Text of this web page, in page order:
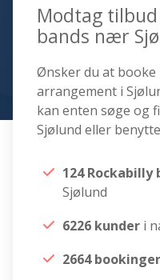
Modtag
bands nær
Ønsker du at
arrangement i
kan enten søge og
Sjølund eller
124 Rockabilly
Sjølund
6226 kunder i
2664 bookinger